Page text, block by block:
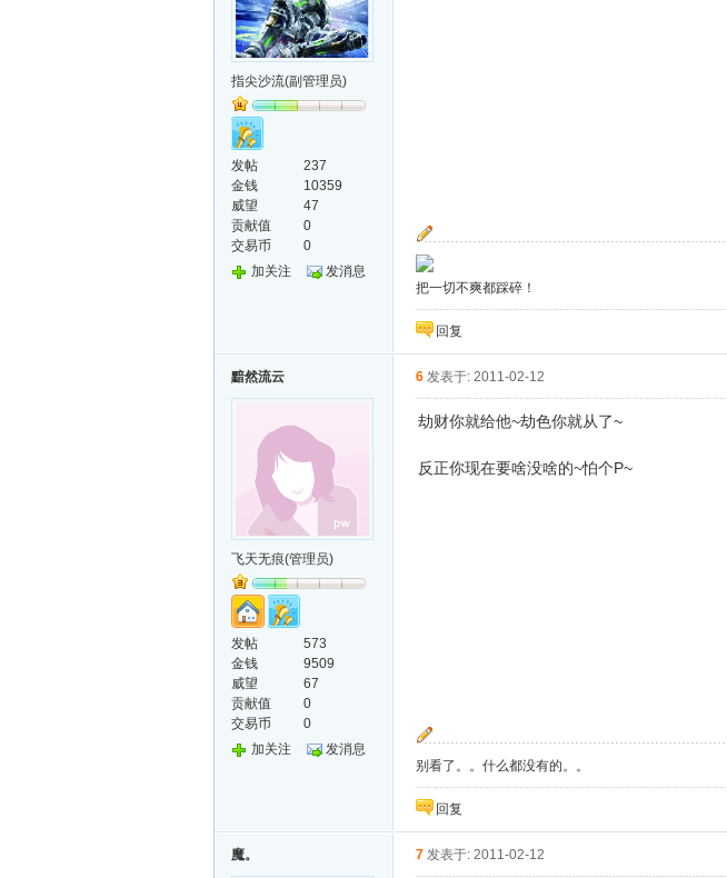
指尖沙流(副管理员)
发帖
237
金钱
10359
威望
47
贡献值
0
交易币
0
加关注
发消息
把一切不爽都踩碎！
回复
黯然流云
飞天无痕(管理员)
发帖
573
金钱
9509
威望
67
贡献值
0
交易币
0
加关注
发消息
6 发表于: 2011-02-12
劫财你就给他~劫色你就从了~
反正你现在要啥没啥的~怕个P~
别看了。。什么都没有的。。
回复
魔。 7 发表于: 2011-02-12